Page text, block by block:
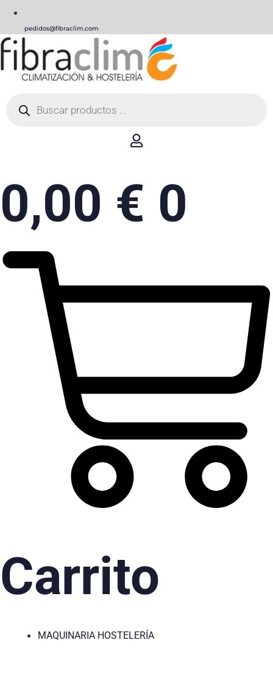
pedidos@fibraclim.com
productos
0,00 € 0
Carrito
MAQUINARIA HOSTELERÍA